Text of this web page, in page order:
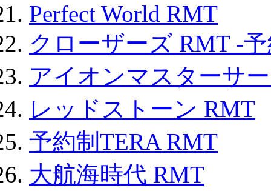
Perfect World RMT
クローザーズ RMT -
アイオンマスターサ
レッドストーン RMT
予約制TERA RMT
大航海時代 RMT